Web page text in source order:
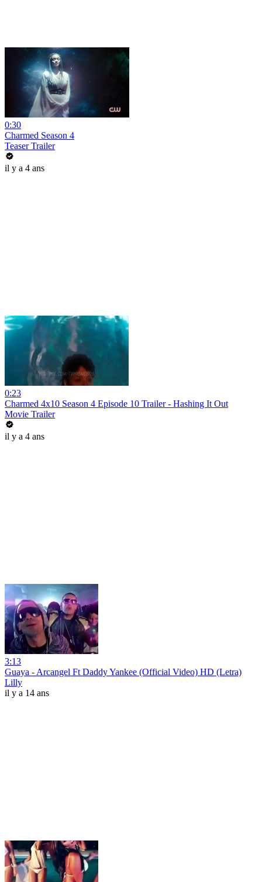
0:30
Charmed Season 4
Teaser Trailer
il y a 4 ans
0:23
Charmed 4x10 Season 4 Episode 10 Trailer - Hashing It Out
Movie Trailer
il y a 4 ans
3:13
Guaya - Arcangel Ft Daddy Yankee (Official Video) HD (Letra)
Lilly
il y a 14 ans